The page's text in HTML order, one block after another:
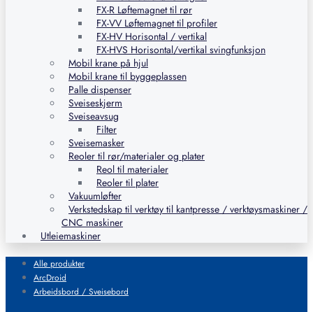
FX-R Løftemagnet til rør
FX-VV Løftemagnet til profiler
FX-HV Horisontal / vertikal
FX-HVS Horisontal/vertikal svingfunksjon
Mobil krane på hjul
Mobil krane til byggeplassen
Palle dispenser
Sveiseskjerm
Sveiseavsug
Filter
Sveisemasker
Reoler til rør/materialer og plater
Reol til materialer
Reoler til plater
Vakuumløfter
Verkstedskap til verktøy til kantpresse / verktøysmaskiner /
CNC maskiner
Utleiemaskiner
Alle produkter
ArcDroid
Arbeidsbord / Sveisebord